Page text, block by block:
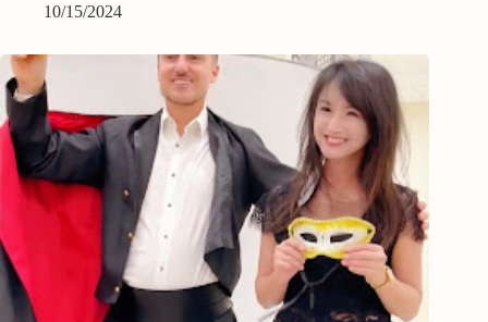
10/15/2024